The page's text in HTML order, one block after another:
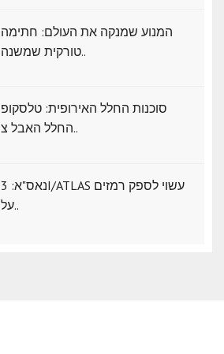
המנוע שמנקה את העולם: חתימה
טורקית שמשנה..
סוכנות החלל האירופית: טלסקופ
החלל האבל צ..
נאס"א: ‏3I/ATLAS עשוי לספק רמזים
על..